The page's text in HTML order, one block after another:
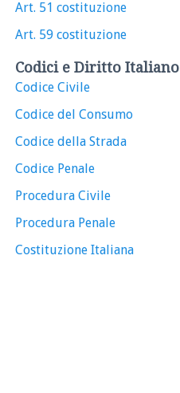
Art. 51 costituzione
Art. 59 costituzione
Codici e Diritto Italiano
Codice Civile
Codice del Consumo
Codice della Strada
Codice Penale
Procedura Civile
Procedura Penale
Costituzione Italiana